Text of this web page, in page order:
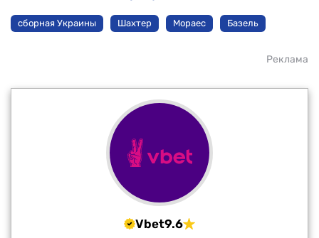
сборная Украины Шахтер Мораес Базель
Реклама
Vbet9.6